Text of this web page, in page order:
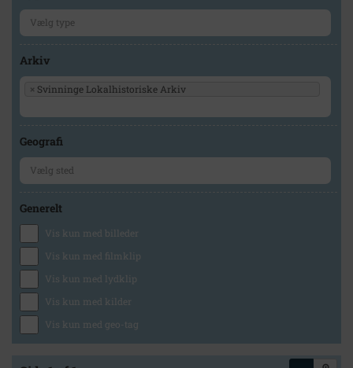
Arkiv
× Svinninge Lokalhistoriske Arkiv
Geografi
Generelt
Vis kun med billeder
Vis kun med filmklip
Vis kun med lydklip
Vis kun med kilder
Vis kun med geo-tag